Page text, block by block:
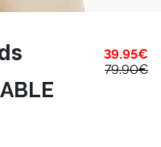
39.95€
79.90€